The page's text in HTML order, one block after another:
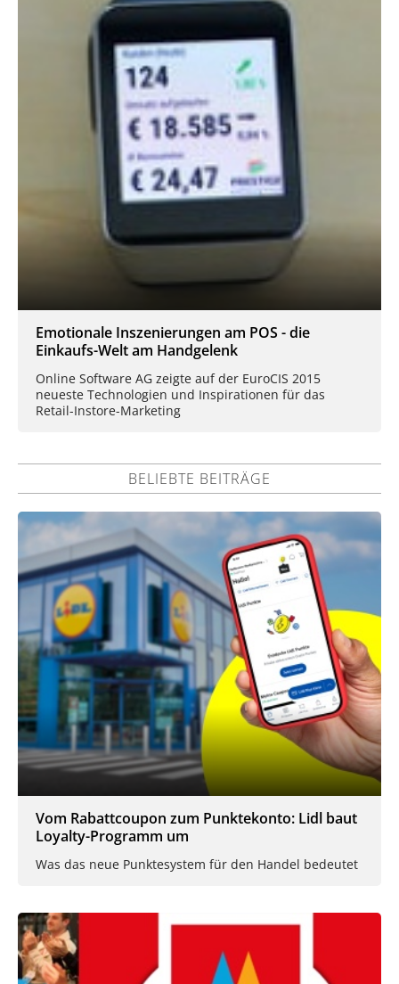
Emotionale Inszenierungen am POS - die
Einkaufs-Welt am Handgelenk
Online Software AG zeigte auf der EuroCIS 2015
neueste Technologien und Inspirationen für das
Retail-Instore-Marketing
BELIEBTE BEITRÄGE
Vom Rabattcoupon zum Punktekonto: Lidl baut
Loyalty-Programm um
Was das neue Punktesystem für den Handel bedeutet